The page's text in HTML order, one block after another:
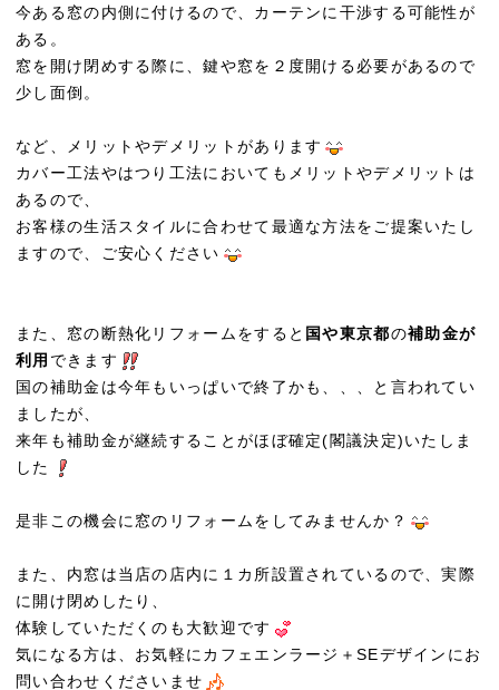
今ある窓の内側に付けるので、カーテンに干渉する可能性が
ある。
窓を開け閉めする際に、鍵や窓を２度開ける必要があるので
少し面倒。
など、メリットやデメリットがあります
カバー工法やはつり工法においてもメリットやデメリットは
あるので、
お客様の生活スタイルに合わせて最適な方法をご提案いたし
ますので、ご安心ください
また、窓の断熱化リフォームをすると 国や東京都の補助金が
利用 できます
国の補助金は今年もいっぱいで終了かも、、、と言われてい
ましたが、
来年も補助金が継続することがほぼ確定(閣議決定)いたしま
した
是非この機会に窓のリフォームをしてみませんか？
また、内窓は当店の店内に１カ所設置されているので、実際
に開け閉めしたり、
体験していただくのも大歓迎です
気になる方は、お気軽にカフェエンラージ＋SEデザインにお
問い合わせくださいませ